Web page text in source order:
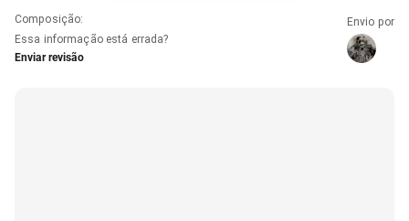
Composição:
Essa informação está errada?
Enviar revisão
Envio por